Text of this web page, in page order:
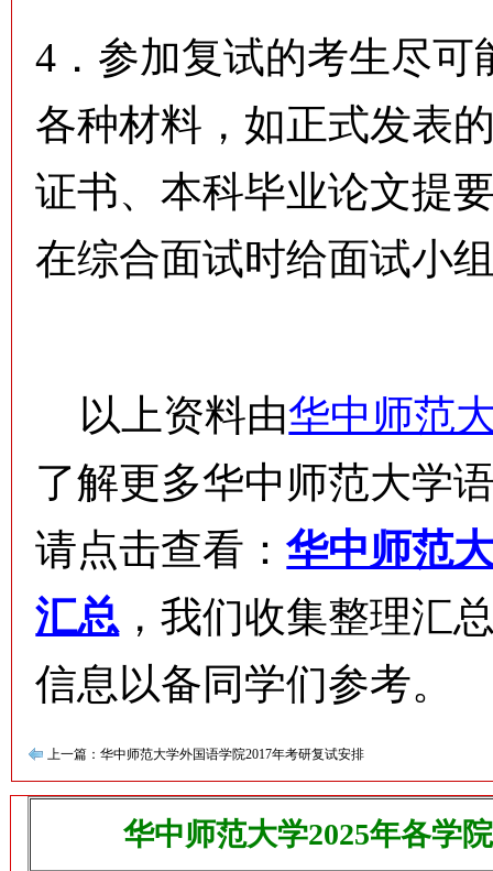
4．参加复试的考生尽
各种材料，如正式发表
证书、本科毕业论文提
在综合面试时给面试小
以上资料由华中师范
了解更多华中师范大学
请点击查看：华中师范
汇总 ，我们收集整理汇
信息以备同学们参考。
上一篇：华中师范大学外国语学院2017年考研复试安排
华中师范大学2025年各学